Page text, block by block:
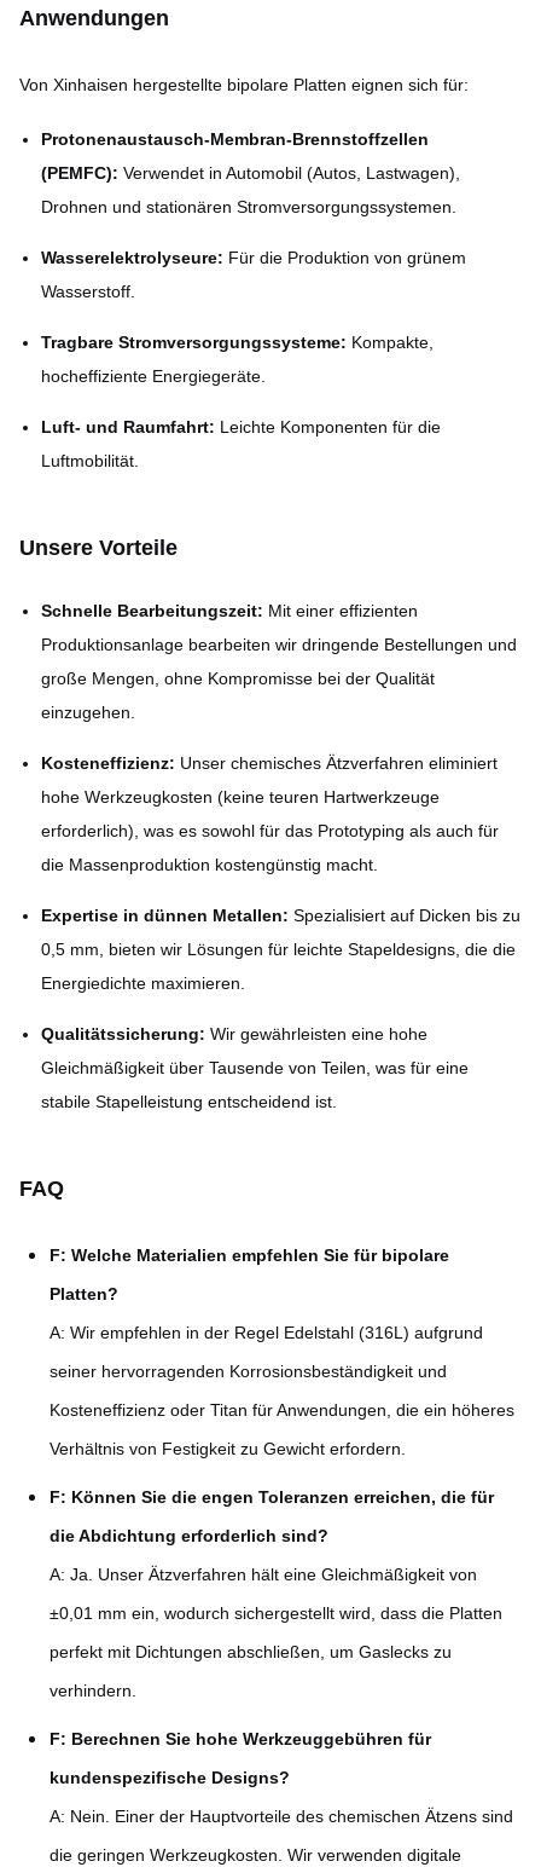
Anwendungen
Von Xinhaisen hergestellte bipolare Platten eignen sich für:
Protonenaustausch-Membran-Brennstoffzellen
(PEMFC): Verwendet in Automobil (Autos, Lastwagen),
Drohnen und stationären Stromversorgungssystemen.
Wasserelektrolyseure: Für die Produktion von grünem
Wasserstoff.
Tragbare Stromversorgungssysteme: Kompakte,
hocheffiziente Energiegeräte.
Luft- und Raumfahrt: Leichte Komponenten für die
Luftmobilität.
Unsere Vorteile
Schnelle Bearbeitungszeit: Mit einer effizienten
Produktionsanlage bearbeiten wir dringende Bestellungen und
große Mengen, ohne Kompromisse bei der Qualität
einzugehen.
Kosteneffizienz: Unser chemisches Ätzverfahren eliminiert
hohe Werkzeugkosten (keine teuren Hartwerkzeuge
erforderlich), was es sowohl für das Prototyping als auch für
die Massenproduktion kostengünstig macht.
Expertise in dünnen Metallen: Spezialisiert auf Dicken bis zu
0,5 mm, bieten wir Lösungen für leichte Stapeldesigns, die die
Energiedichte maximieren.
Qualitätssicherung: Wir gewährleisten eine hohe
Gleichmäßigkeit über Tausende von Teilen, was für eine
stabile Stapelleistung entscheidend ist.
FAQ
F: Welche Materialien empfehlen Sie für bipolare
Platten?
A: Wir empfehlen in der Regel Edelstahl (316L) aufgrund
seiner hervorragenden Korrosionsbeständigkeit und
Kosteneffizienz oder Titan für Anwendungen, die ein höheres
Verhältnis von Festigkeit zu Gewicht erfordern.
F: Können Sie die engen Toleranzen erreichen, die für
die Abdichtung erforderlich sind?
A: Ja. Unser Ätzverfahren hält eine Gleichmäßigkeit von
±0,01 mm ein, wodurch sichergestellt wird, dass die Platten
perfekt mit Dichtungen abschließen, um Gaslecks zu
verhindern.
F: Berechnen Sie hohe Werkzeuggebühren für
kundenspezifische Designs?
A: Nein. Einer der Hauptvorteile des chemischen Ätzens sind
die geringen Werkzeugkosten. Wir verwenden digitale